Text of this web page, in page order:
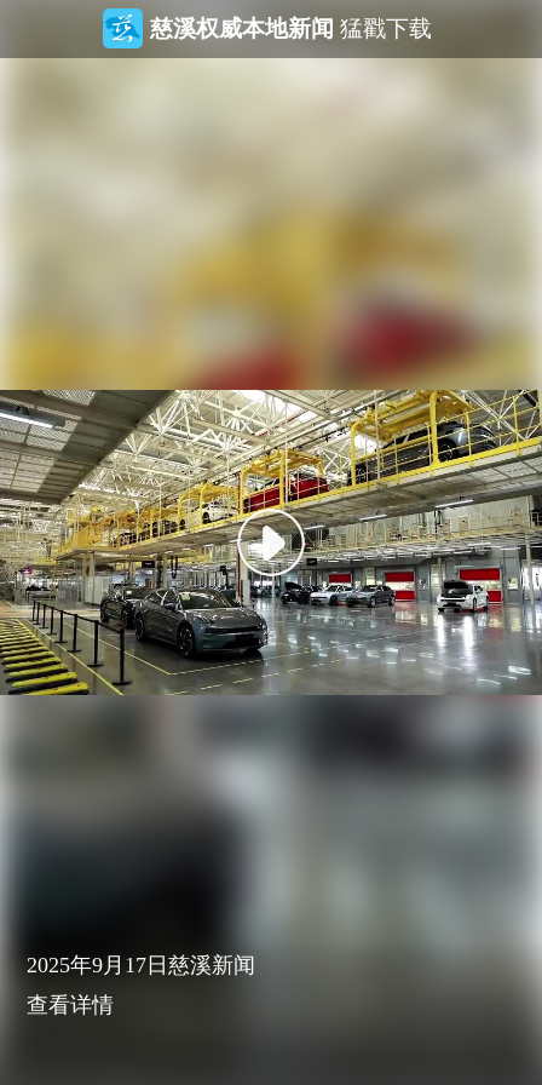
慈溪权威本地新闻 猛戳下载
2025年9月17日慈溪新闻
查看详情